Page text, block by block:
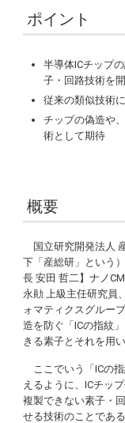
ポイント
半導体ICチップ
子・回路技術を
従来の類似技術
チップの偽造や
術として期待
概要
国立研究開発法人
下「産総研」という
長 安田 哲二】ナノ
永勛 上級主任研究員
ォマティクスグルー
造を防ぐ「ICの指紋
きる素子とそれを用
ここでいう「ICの
えるように、ICチッ
複製できない素子・
せる技術のことであ